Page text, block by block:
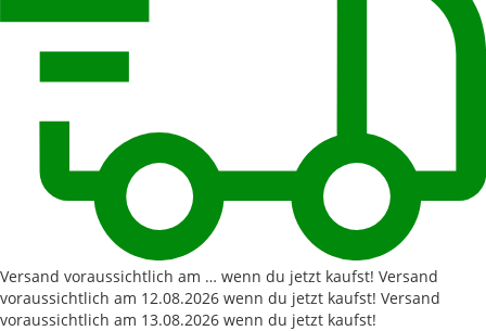
Versand voraussichtlich am … wenn du jetzt kaufst! Versand
voraussichtlich am 12.08.2026 wenn du jetzt kaufst! Versand
voraussichtlich am 13.08.2026 wenn du jetzt kaufst!